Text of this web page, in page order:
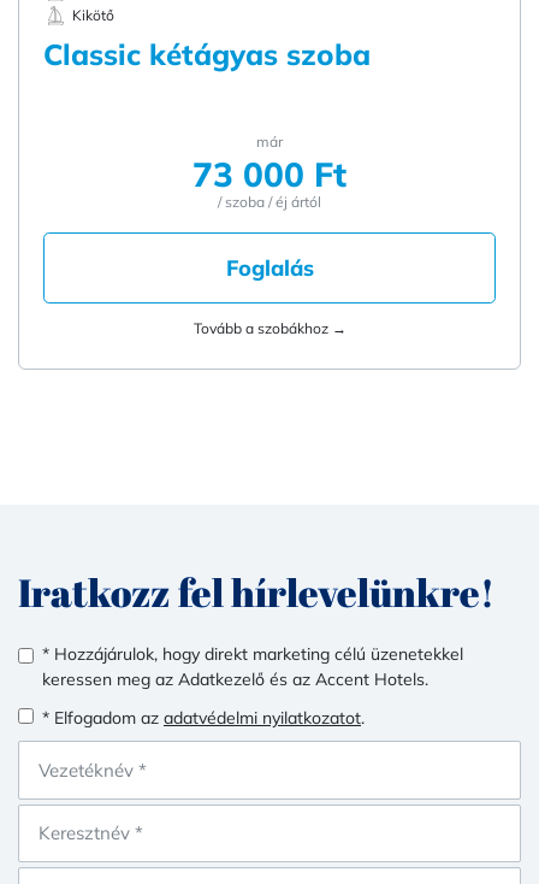
Kikötő
Classic kétágyas szoba
már
73 000 Ft
/ szoba / éj ártól
Foglalás
Tovább a szobákhoz →
Iratkozz fel hírlevelünkre!
* Hozzájárulok, hogy direkt marketing célú üzenetekkel
keressen meg az Adatkezelő és az Accent Hotels.
* Elfogadom az adatvédelmi nyilatkozatot.